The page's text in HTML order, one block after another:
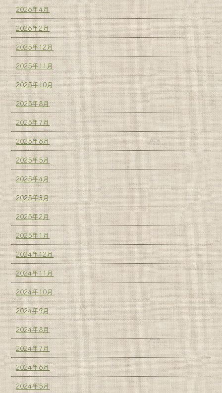
2026年4月
2026年2月
2025年12月
2025年11月
2025年10月
2025年8月
2025年7月
2025年6月
2025年5月
2025年4月
2025年3月
2025年2月
2025年1月
2024年12月
2024年11月
2024年10月
2024年9月
2024年8月
2024年7月
2024年6月
2024年5月